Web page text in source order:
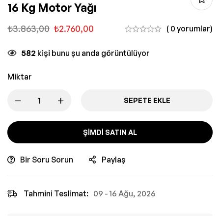
16 Kg Motor Yağı
₺3.863,00 ₺2.760,00 ( 0 yorumlar)
582 kişi bunu şu anda görüntülüyor
Miktar
SEPETE EKLE
ŞIMDI SATIN AL
Bir Soru Sorun Paylaş
Tahmini Teslimat: 09 - 16 Ağu, 2026